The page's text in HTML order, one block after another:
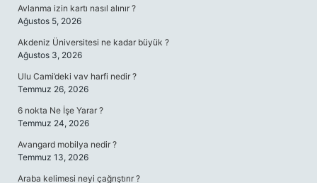
Avlanma izin kartı nasıl alınır ?
Ağustos 5, 2026
Akdeniz Üniversitesi ne kadar büyük ?
Ağustos 3, 2026
Ulu Cami’deki vav harfi nedir ?
Temmuz 26, 2026
6 nokta Ne İşe Yarar ?
Temmuz 24, 2026
Avangard mobilya nedir ?
Temmuz 13, 2026
Araba kelimesi neyi çağrıştırır ?